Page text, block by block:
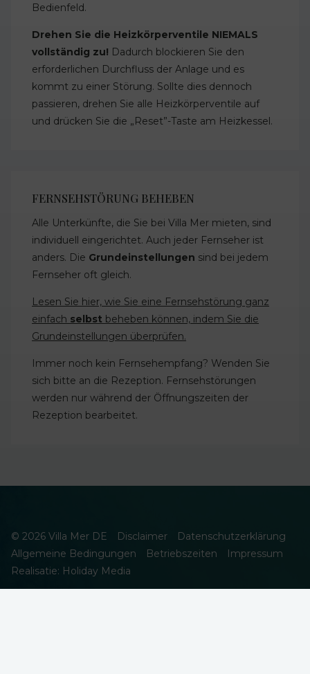
Bedienfeld.
Drehen Sie die Heizkörperventile NIEMALS
vollständig zu! Dadurch blockieren Sie den
erforderlichen Durchfluss der Anlage und es
kommt zu einer Störung. Sollte dies dennoch
passieren, drehen Sie alle Heizkörperventile auf
und drücken Sie die „Reset”-Taste am Heizkessel.
FERNSEHSTÖRUNG BEHEBEN
Alle Unterkünfte, die Sie bei Villa Mer mieten, sind
individuell eingerichtet. Auch jeder Fernseher ist
anders. Die Grundeinstellungen sind bei jedem
Fernseher oft gleich.
Lesen Sie hier, wie Sie eine Fernsehstörung ganz
einfach selbst beheben können, indem Sie die
Grundeinstellungen überprüfen.
Immer noch kein Fernsehempfang? Wenden Sie
sich bitte an die Rezeption. Fernsehstörungen
werden nur während der Öffnungszeiten der
Rezeption bearbeitet.
© 2026 Villa Mer DE Disclaimer
Datenschutzerklärung
Allgemeine Bedingungen
Betriebszeiten
Impressum
Realisatie: Holiday Media